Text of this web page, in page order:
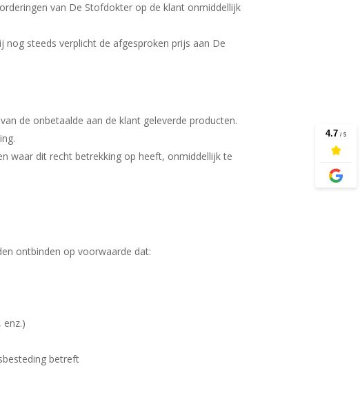
van De Stofdokter op de klant onmiddellijk
steeds verplicht de afgesproken prijs aan De
de onbetaalde aan de klant geleverde producten.
waar dit recht betrekking op heeft, onmiddellijk te
ontbinden op voorwaarde dat:
enz.)
betreft